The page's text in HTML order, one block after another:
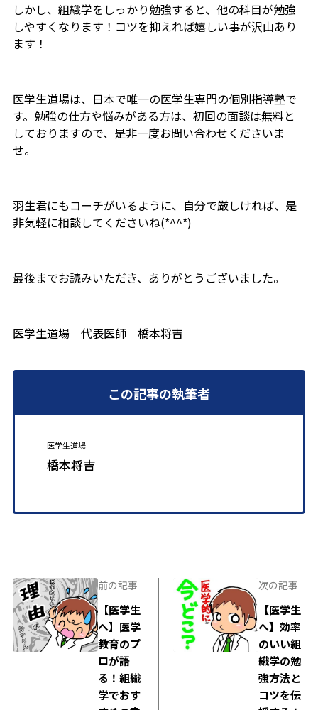
しかし、組織学をしっかり勉強すると、他の科目が勉強
しやすくなります！コツを抑えれば嬉しい事が沢山あり
ます！
医学生道場は、日本で唯一の医学生専門の個別指導塾で
す。勉強の仕方や悩みがある方は、初回の面談は無料と
しておりますので、是非一度お問い合わせくださいま
せ。
羽生君にもコーチがいるように、自分で厳しければ、是
非気軽に相談してくださいね(*^^*)
最後までお読みいただき、ありがとうございました。
医学生道場 代表医師 橋本将吉
この記事の執筆者
医学生道場
橋本将吉
前の記事
【医学生
へ】医学
教育のプ
ロが語
る！組織
学でおす
次の記事
【医学生
へ】効率
のいい組
織学の勉
強方法と
コツを伝